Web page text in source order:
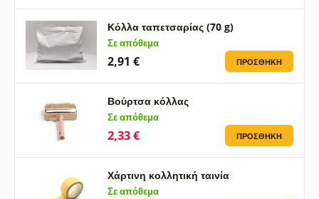
Κόλλα ταπετσαρίας (70 g)
Σε απόθεμα
2,91 € ΠΡΟΣΘΉΚΗ
Βούρτσα κόλλας
Σε απόθεμα
2,33 € ΠΡΟΣΘΉΚΗ
Χάρτινη κολλητική ταινία
Σε απόθεμα